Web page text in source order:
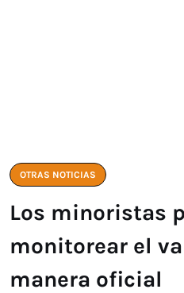
OTRAS NOTICIAS
Los minoristas
monitorear el
manera oficial